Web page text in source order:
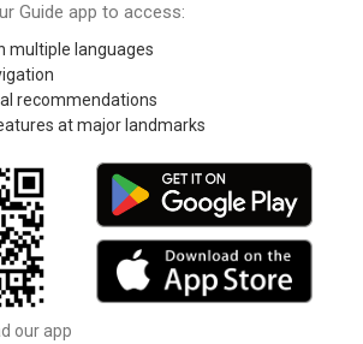
Guide app to access:
multiple languages
recommendations
at major landmarks
our app